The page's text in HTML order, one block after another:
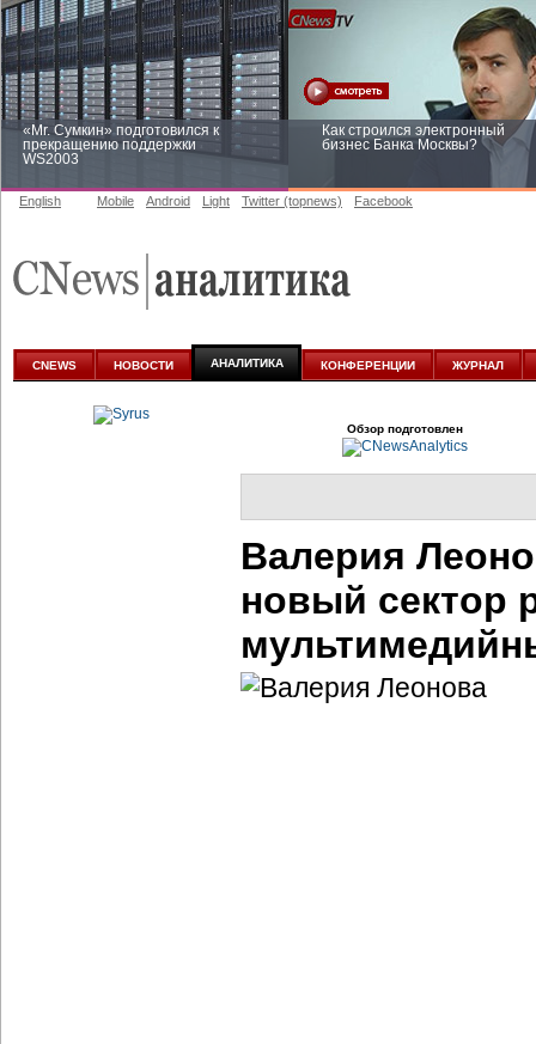
«Mr. Сумкин» подготовился к
прекращению поддержки
WS2003
Как строился электронный
бизнес Банка Москвы?
аналитике
English Mobile Android Light Twitter (topnews) Facebook
CNEWS НОВОСТИ АНАЛИТИКА КОНФЕРЕНЦИИ ЖУРНАЛ
Обзор подготовлен
Валерия
новый сектор